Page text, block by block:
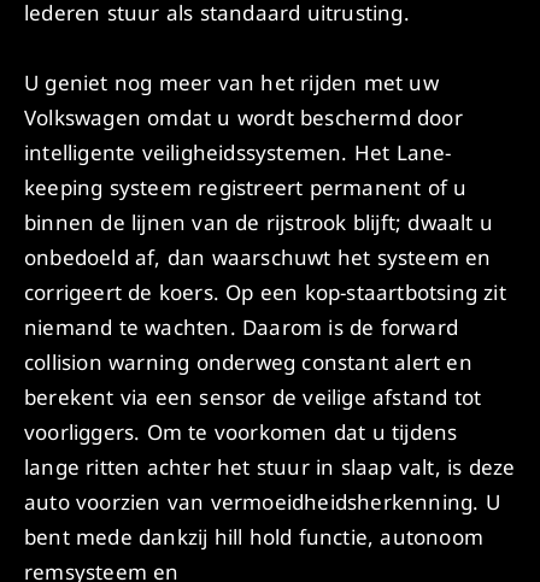
lederen stuur als standaard uitrusting.
U geniet nog meer van het rijden met uw
Volkswagen omdat u wordt beschermd door
intelligente veiligheidssystemen. Het Lane-
keeping systeem registreert permanent of u
binnen de lijnen van de rijstrook blijft; dwaalt u
onbedoeld af, dan waarschuwt het systeem en
corrigeert de koers. Op een kop-staartbotsing zit
niemand te wachten. Daarom is de forward
collision warning onderweg constant alert en
berekent via een sensor de veilige afstand tot
voorliggers. Om te voorkomen dat u tijdens
lange ritten achter het stuur in slaap valt, is deze
auto voorzien van vermoeidheidsherkenning. U
bent mede dankzij hill hold functie, autonoom
remsysteem en